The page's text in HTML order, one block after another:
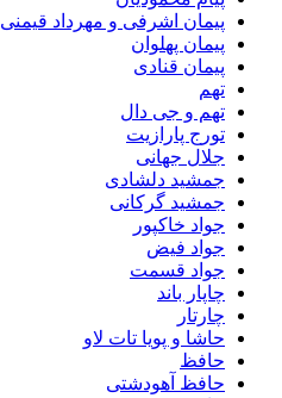
پیمان اشرفی و مهرداد قیمنی
پیمان پهلوان
پیمان قنادی
تهم
تهم و جی دال
تورج پارازیت
جلال جهانی
جمشید دلشادی
جمشید گرکانی
جواد خاکپور
جواد فیض
جواد قسمت
چاپار باند
چارتار
حاشا و پویا تات لاو
حافظ
حافظ آهودشتی